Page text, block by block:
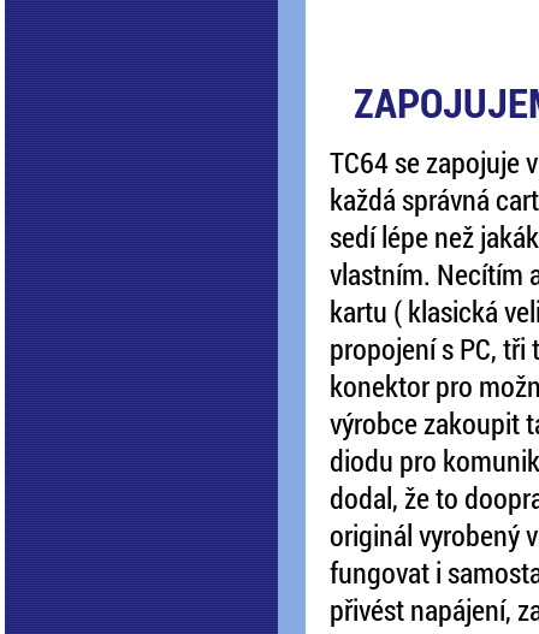
TC64 se zapojuje
každá správná
sedí lépe než
vlastním. Necítím
kartu ( klasická
propojení s PC, tři
konektor pro
výrobce zakoupit
diodu pro
dodal, že to
originál vyrobený
fungovat i
přivést napájení,